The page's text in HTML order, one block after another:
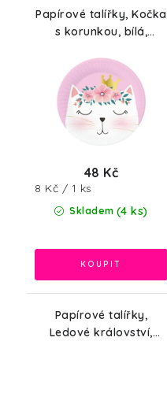
Papírové talířky, Kočka
s korunkou, bílá,
Skladem (4 ks)
48 Kč
Měrná
cena:
8 Kč / 1 ks
Papírové talířky,
Ledové království,